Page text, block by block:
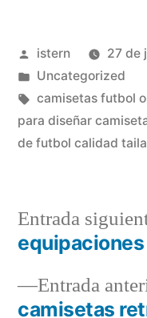
Publicado
por
istern
27 de
Publicado
en
Uncategorized
Etiquetas:
camisetas futbol
para diseñar
de futbol calidad
deEntrada
camisetas
Entrada